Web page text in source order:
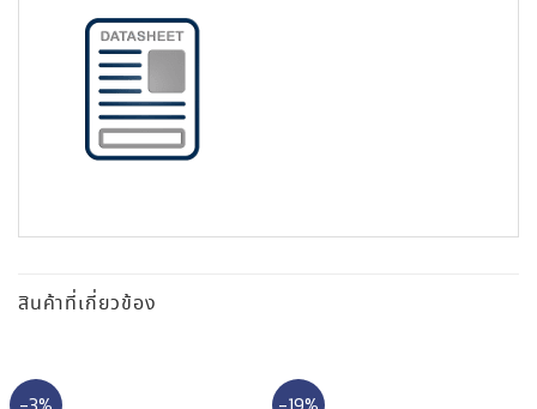
สินค้าที่เกี่ยวข้อง